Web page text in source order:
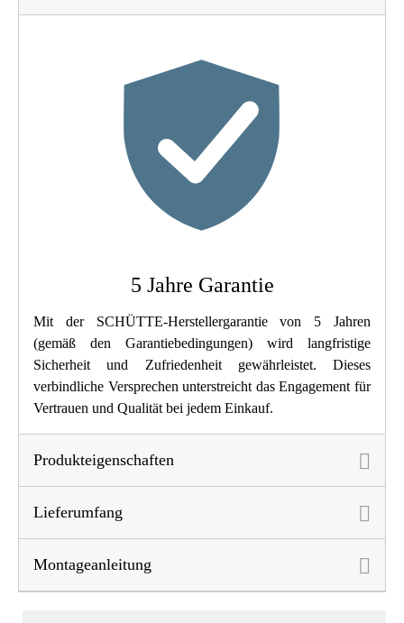
Material UBA Messing
Chrom
Hochdruck
0,9 Kg
5,1 Cm
5 Jahre Garantie
Mit der SCHÜTTE-Herstellergarantie von 5 Jahren
(gemäß den Garantiebedingungen) wird langfristige
Sicherheit und Zufriedenheit gewährleistet. Dieses
verbindliche Versprechen unterstreicht das Engagement für
Vertrauen und Qualität bei jedem Einkauf.
Produkteigenschaften
Lieferumfang
Montageanleitung